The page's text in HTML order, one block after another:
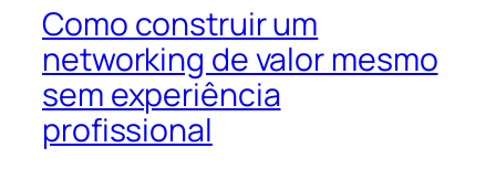
Como construir um
networking de valor mesmo
sem experiência
profissional